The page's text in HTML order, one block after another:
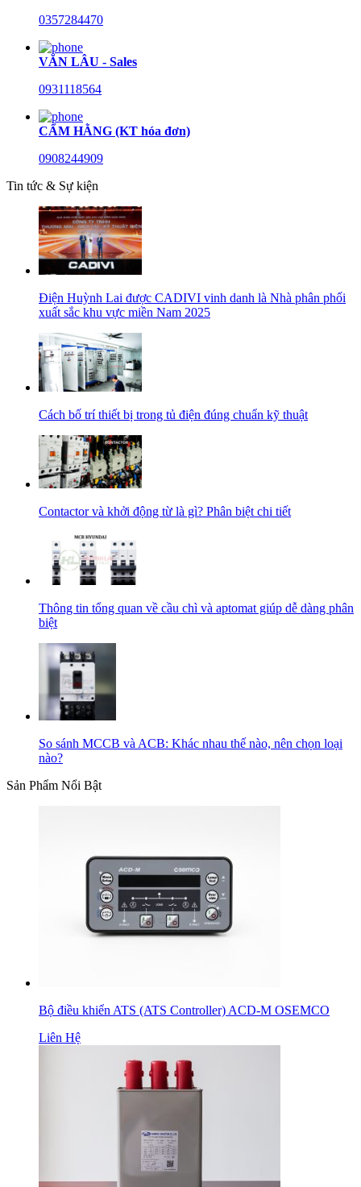
0357284470
VĂN LÂU - Sales
0931118564
CẨM HẰNG (KT hóa đơn)
0908244909
Tin tức & Sự kiện
Điện Huỳnh Lai được CADIVI vinh danh là Nhà phân phối
xuất sắc khu vực miền Nam 2025
Cách bố trí thiết bị trong tủ điện đúng chuẩn kỹ thuật
Contactor và khởi động từ là gì? Phân biệt chi tiết
Thông tin tổng quan về cầu chì và aptomat giúp dễ dàng phân
biệt
So sánh MCCB và ACB: Khác nhau thế nào, nên chọn loại
nào?
Sản Phẩm Nổi Bật
Bộ điều khiển ATS (ATS Controller) ACD-M OSEMCO
Liên Hệ